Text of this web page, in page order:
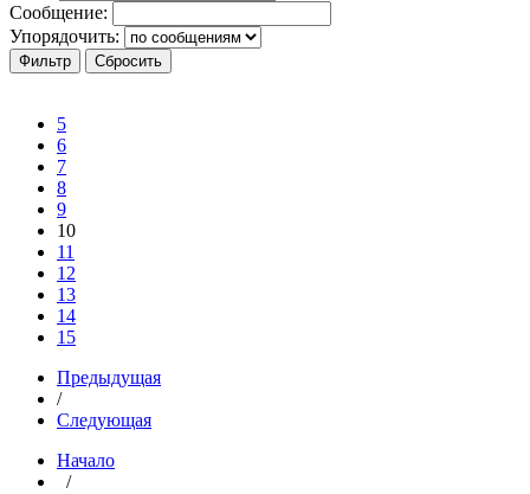
Сообщение:
Упорядочить:
5
6
7
8
9
10
11
12
13
14
15
Предыдущая
/
Следующая
Начало
/